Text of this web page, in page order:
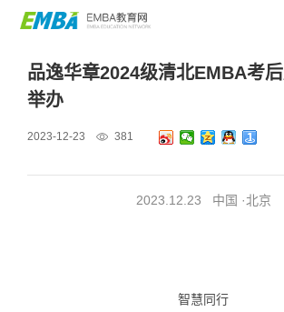
品逸华章2024级清北EMBA考
举办
2023-12-23 381
2023.12.23 中国 ·北京
智慧同行